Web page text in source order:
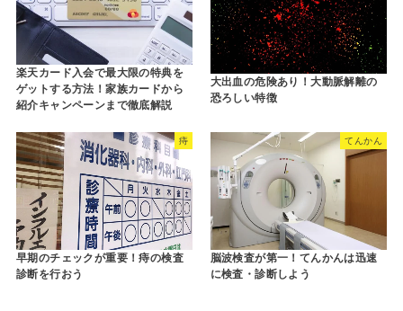
楽天カード入会で最大限の特典を
ゲットする方法！家族カードから
紹介キャンペーンまで徹底解説
大出血の危険あり！大動脈解離の
恐ろしい特徴
痔
早期のチェックが重要！痔の検査
診断を行おう
てんかん
脳波検査が第一！てんかんは迅速
に検査・診断しよう